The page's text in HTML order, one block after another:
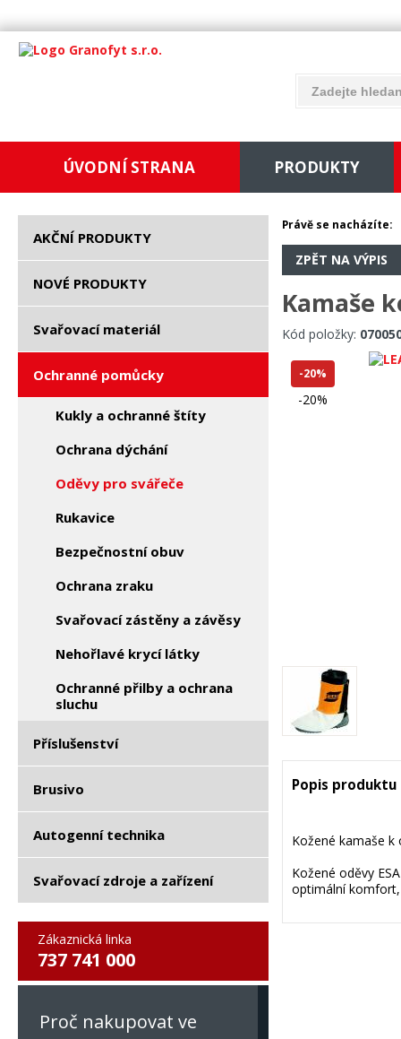
ÚVODNÍ STRANA PRODUKTY
AKČNÍ PRODUKTY
NOVÉ PRODUKTY
Svařovací materiál
Ochranné pomůcky
Kukly a ochranné štíty
Ochrana dýchání
Oděvy pro svářeče
Rukavice
Bezpečnostní obuv
Ochrana zraku
Svařovací zástěny a závěsy
Nehořlavé krycí látky
Ochranné přilby a ochrana
sluchu
Příslušenství
Brusivo
Autogenní technika
Svařovací zdroje a zařízení
Zákaznická linka
737 741 000
Proč nakupovat ve
Právě se nacházíte:
ZPĚT NA VÝPIS
Kamaše
Kód položky:
-20%
-20%
Popis produktu
Kožené kamaše k
Kožené oděvy
optimální komfort,